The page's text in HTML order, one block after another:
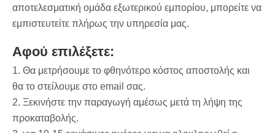
αποτελεσματική ομάδα εξωτερικού εμπορίου, μπορείτε να
εμπιστευτείτε πλήρως την υπηρεσία μας.
Αφού επιλέξετε:
1. Θα μετρήσουμε το φθηνότερο κόστος αποστολής και
θα το στείλουμε στο email σας.
2. Ξεκινήστε την παραγωγή αμέσως μετά τη λήψη της
προκαταβολής.